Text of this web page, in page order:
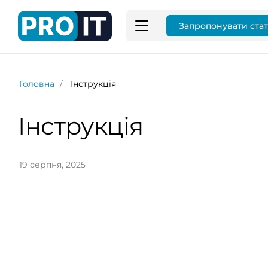
Запропонувати
Головна Інструкція
Інструкція
19 серпня, 2025